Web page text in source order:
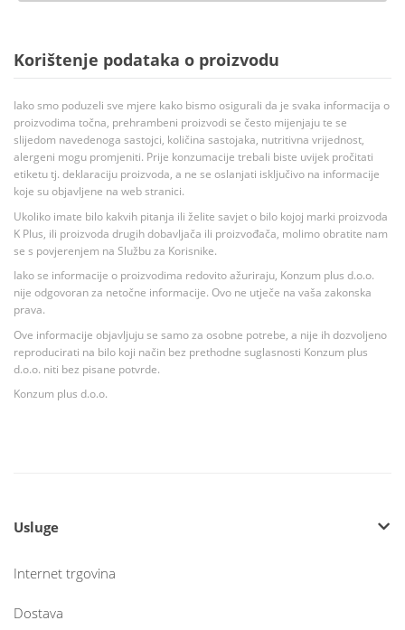
Korištenje podataka o proizvodu
Iako smo poduzeli sve mjere kako bismo osigurali da je svaka informacija o
proizvodima točna, prehrambeni proizvodi se često mijenjaju te se
slijedom navedenoga sastojci, količina sastojaka, nutritivna vrijednost,
alergeni mogu promjeniti. Prije konzumacije trebali biste uvijek pročitati
etiketu tj. deklaraciju proizvoda, a ne se oslanjati isključivo na informacije
koje su objavljene na web stranici.
Ukoliko imate bilo kakvih pitanja ili želite savjet o bilo kojoj marki proizvoda
K Plus, ili proizvoda drugih dobavljača ili proizvođača, molimo obratite nam
se s povjerenjem na Službu za Korisnike.
Iako se informacije o proizvodima redovito ažuriraju, Konzum plus d.o.o.
nije odgovoran za netočne informacije. Ovo ne utječe na vaša zakonska
prava.
Ove informacije objavljuju se samo za osobne potrebe, a nije ih dozvoljeno
reproducirati na bilo koji način bez prethodne suglasnosti Konzum plus
d.o.o. niti bez pisane potvrde.
Konzum plus d.o.o.
Usluge
Internet trgovina
Dostava